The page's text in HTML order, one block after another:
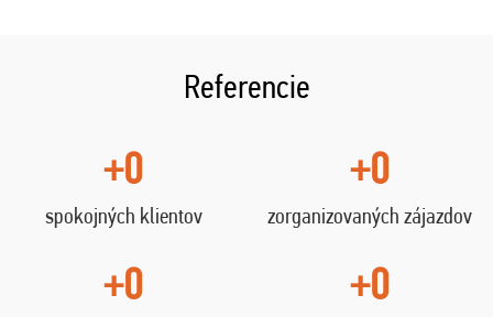
Referencie
+0
spokojných klientov
+0
zorganizovaných zájazdov
+0 +0